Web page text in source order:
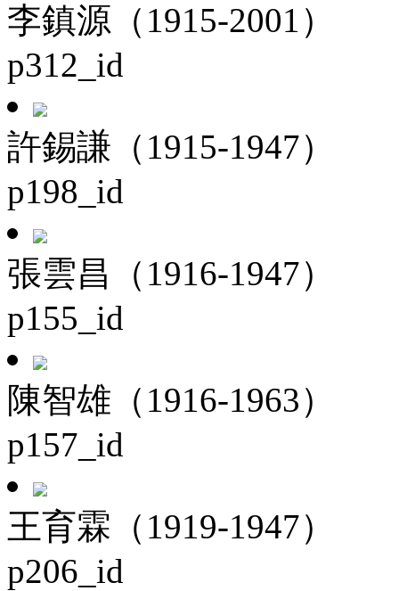
李鎮源（1915-2001）
p312_id
許錫謙（1915-1947）
p198_id
張雲昌（1916-1947）
p155_id
陳智雄（1916-1963）
p157_id
王育霖（1919-1947）
p206_id